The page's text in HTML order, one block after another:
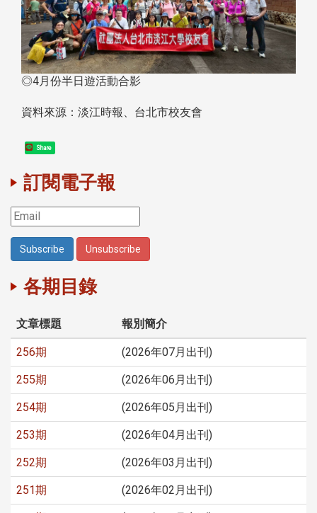
◎4月份半日遊活動合影
資料來源：淡江時報、台北市校友會
Share
訂閱電子報
各期目錄
文章標題 報別簡介
256期 (2026年07月出刊)
255期 (2026年06月出刊)
254期 (2026年05月出刊)
253期 (2026年04月出刊)
252期 (2026年03月出刊)
251期 (2026年02月出刊)